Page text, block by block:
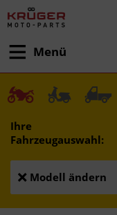
Menü
Ihre
Fahrzeugauswahl:
Modell ändern